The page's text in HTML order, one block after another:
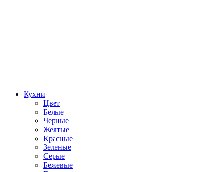
Кухни
Цвет
Белые
Черные
Желтые
Красные
Зеленые
Серые
Бежевые